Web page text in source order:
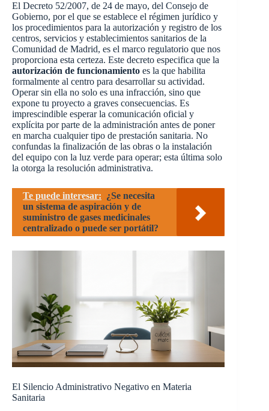
El Decreto 52/2007, de 24 de mayo, del Consejo de
Gobierno, por el que se establece el régimen jurídico y
los procedimientos para la autorización y registro de los
centros, servicios y establecimientos sanitarios de la
Comunidad de Madrid, es el marco regulatorio que nos
proporciona esta certeza. Este decreto especifica que la
autorización de funcionamiento es la que habilita
formalmente al centro para desarrollar su actividad.
Operar sin ella no solo es una infracción, sino que
expone tu proyecto a graves consecuencias. Es
imprescindible esperar la comunicación oficial y
explícita por parte de la administración antes de poner
en marcha cualquier tipo de prestación sanitaria. No
confundas la finalización de las obras o la instalación
del equipo con la luz verde para operar; esta última solo
la otorga la resolución administrativa.
Te puede interesar: ¿Se necesita
un sistema de aspiración y de
suministro de gases medicinales
centralizado o puede ser portátil?
El Silencio Administrativo Negativo en Materia
Sanitaria